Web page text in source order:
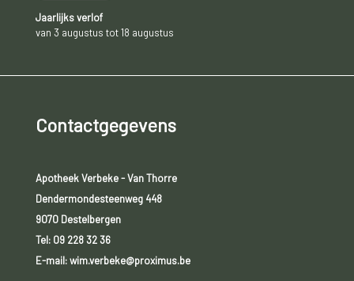
Jaarlijks verlof
van 3 augustus tot 18 augustus
Contactgegevens
Apotheek Verbeke - Van Thorre
Dendermondesteenweg 448
9070 Destelbergen
Tel: 09 228 32 36
E-mail: wim.verbeke@proximus.be